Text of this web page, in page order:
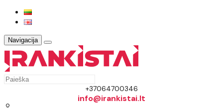
Navigacija
+37064700346
info@irankistai.lt